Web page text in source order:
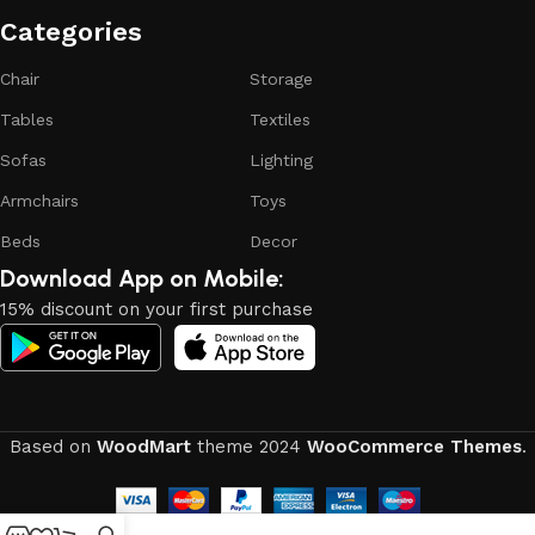
attractive appearance of the products, a long period of use
of the furniture, as well as safety.
Categories​
Chair
Tables
Sofas
Armchairs
Beds
Storage
Textiles
Lighting
Toys
Decor
Download App on Mobile:
15% discount on your first purchase
Based on WoodMarttheme 2024 WooCommerce Themes.